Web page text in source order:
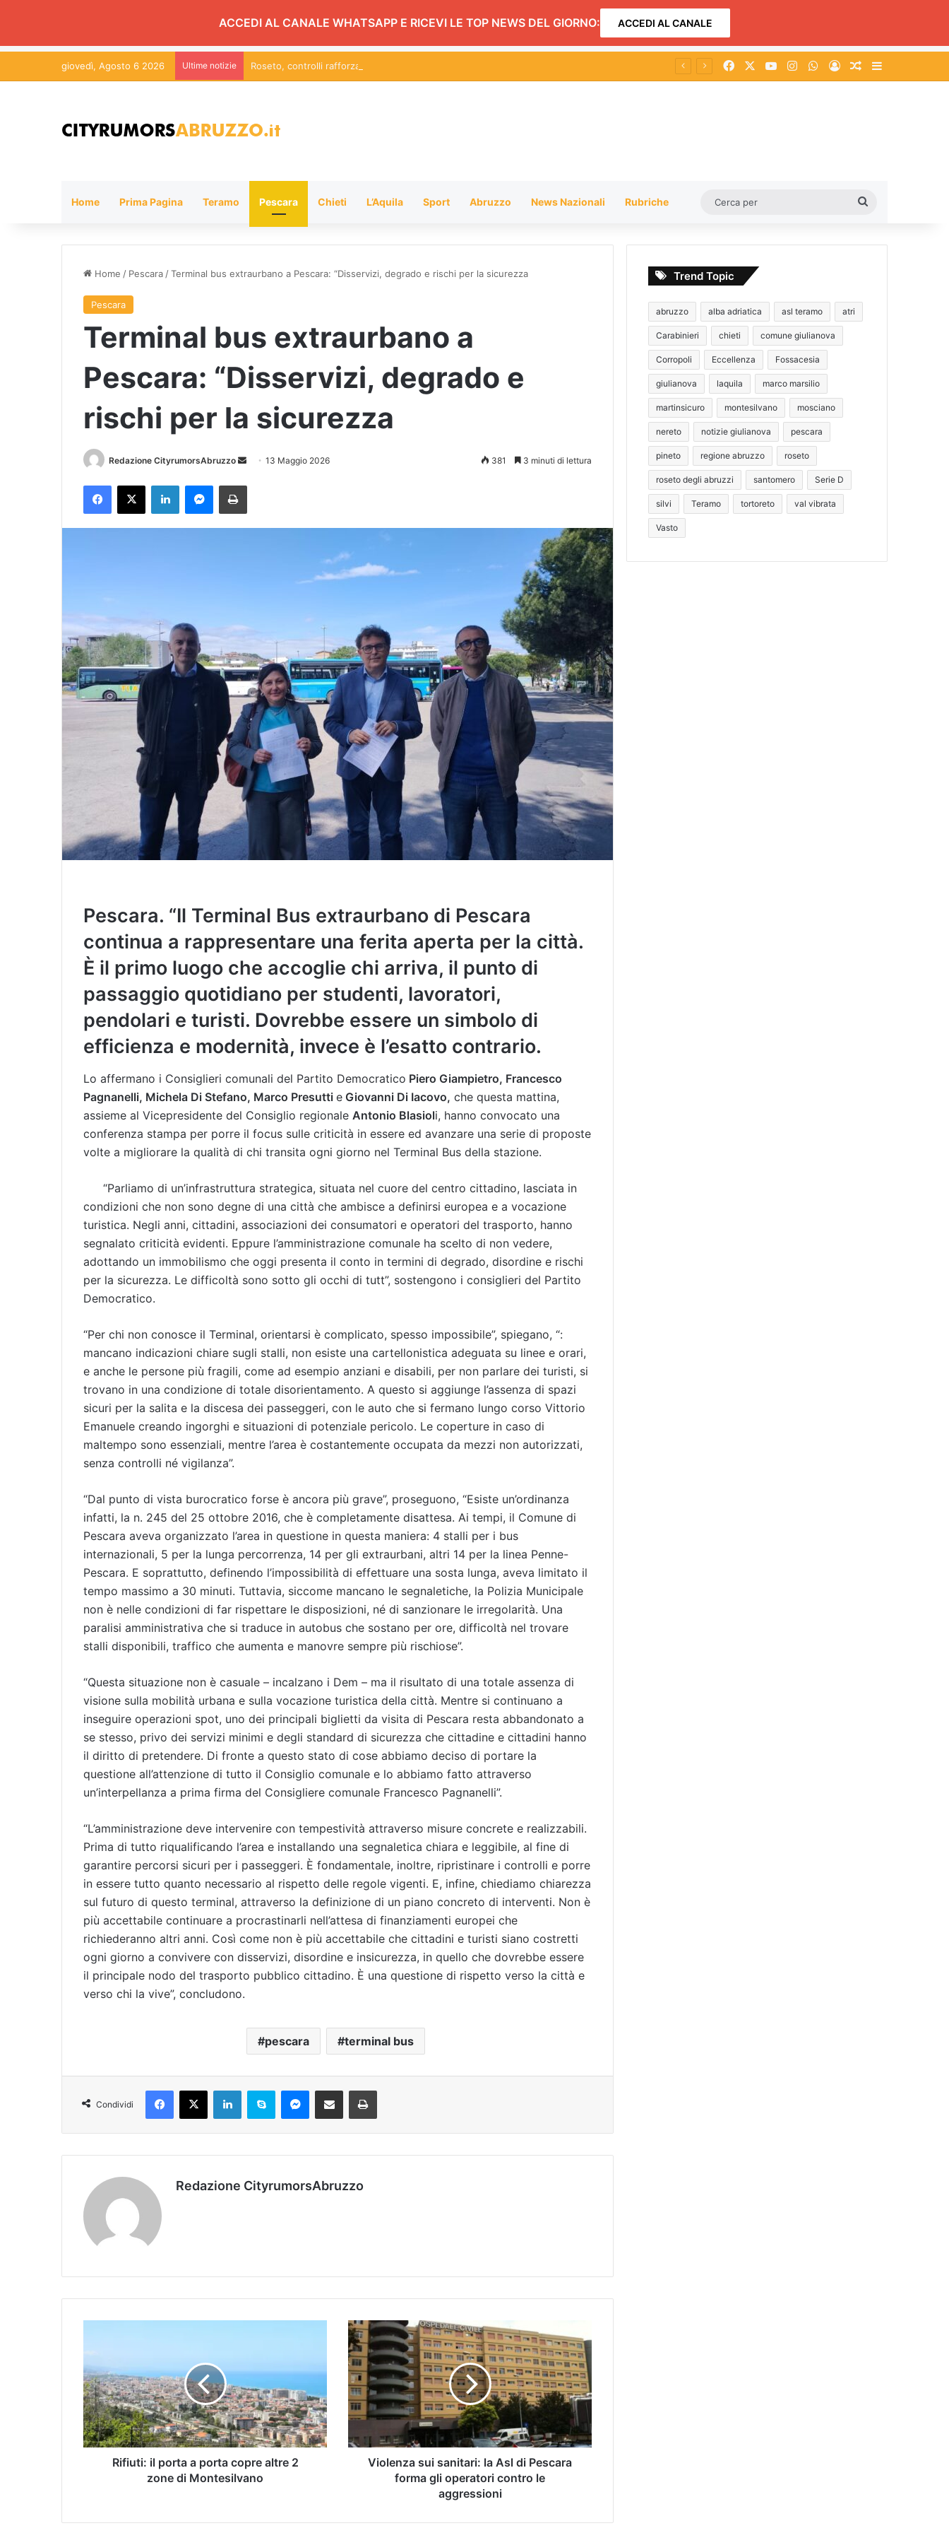
ACCEDI AL CANALE WHATSAPP E RICEVI LE TOP NEWS DEL GIORNO: ACCEDI AL CANALE
giovedì, Agosto 6 2026 Ultime notizie Roseto, controlli rafforzati al Borsacchio Facebook You TubeInstagramWhatsApp
AccediUn articolo a
Home Prima Pagina Teramo Pescara Chieti L’Aquila Sport Abruzzo News Nazionali Rubriche
Home / Pescara /Terminal bus extraurbano a Pescara: “Disservizi, degrado e rischi per la sicurezza
Pescara
Terminal bus extraurbano a
Pescara: “Disservizi, degrado e
rischi per la sicurezza
Redazione CityrumorsAbruzzo
i
a
l
13 Maggio 2026 381 3 minuti di lettura
Pescara. “Il Terminal Bus extraurbano di Pescara
continua a rappresentare una ferita aperta per la città.
È il primo luogo che accoglie chi arriva, il punto di
passaggio quotidiano per studenti, lavoratori,
pendolari e turisti. Dovrebbe essere un simbolo di
efficienza e modernità, invece è l’esatto contrario.
Lo affermano i Consiglieri comunali del Partito Democratico Piero Giampietro, Francesco
Pagnanelli, Michela Di Stefano, Marco Presutti e Giovanni Di Iacovo, che questa mattina,
assieme al Vicepresidente del Consiglio regionale Antonio Blasioli, hanno convocato una
conferenza stampa per porre il focus sulle criticità in essere ed avanzare una serie di proposte
volte a migliorare la qualità di chi transita ogni giorno nel Terminal Bus della stazione.
“Parliamo di un’infrastruttura strategica, situata nel cuore del centro cittadino, lasciata in
condizioni che non sono degne di una città che ambisce a definirsi europea e a vocazione
turistica. Negli anni, cittadini, associazioni dei consumatori e operatori del trasporto, hanno
segnalato criticità evidenti. Eppure l’amministrazione comunale ha scelto di non vedere,
adottando un immobilismo che oggi presenta il conto in termini di degrado, disordine e rischi
per la sicurezza. Le difficoltà sono sotto gli occhi di tutt”, sostengono i consiglieri del Partito
Democratico.
“Per chi non conosce il Terminal, orientarsi è complicato, spesso impossibile”, spiegano, “:
mancano indicazioni chiare sugli stalli, non esiste una cartellonistica adeguata su linee e orari,
e anche le persone più fragili, come ad esempio anziani e disabili, per non parlare dei turisti, si
trovano in una condizione di totale disorientamento. A questo si aggiunge l’assenza di spazi
sicuri per la salita e la discesa dei passeggeri, con le auto che si fermano lungo corso Vittorio
Emanuele creando ingorghi e situazioni di potenziale pericolo. Le coperture in caso di
maltempo sono essenziali, mentre l’area è costantemente occupata da mezzi non autorizzati,
senza controlli né vigilanza”.
“Dal punto di vista burocratico forse è ancora più grave”, proseguono, “Esiste un’ordinanza
infatti, la n. 245 del 25 ottobre 2016, che è completamente disattesa. Ai tempi, il Comune di
Pescara aveva organizzato l’area in questione in questa maniera: 4 stalli per i bus
internazionali, 5 per la lunga percorrenza, 14 per gli extraurbani, altri 14 per la linea Penne-
Pescara. E soprattutto, definendo l’impossibilità di effettuare una sosta lunga, aveva limitato il
tempo massimo a 30 minuti. Tuttavia, siccome mancano le segnaletiche, la Polizia Municipale
non è nelle condizioni di far rispettare le disposizioni, né di sanzionare le irregolarità. Una
paralisi amministrativa che si traduce in autobus che sostano per ore, difficoltà nel trovare
stalli disponibili, traffico che aumenta e manovre sempre più rischiose”.
“Questa situazione non è casuale – incalzano i Dem – ma il risultato di una totale assenza di
visione sulla mobilità urbana e sulla vocazione turistica della città. Mentre si continuano a
inseguire operazioni spot, uno dei principali biglietti da visita di Pescara resta abbandonato a
se stesso, privo dei servizi minimi e degli standard di sicurezza che cittadine e cittadini hanno
il diritto di pretendere. Di fronte a questo stato di cose abbiamo deciso di portare la
questione all’attenzione di tutto il Consiglio comunale e lo abbiamo fatto attraverso
un’interpellanza a prima firma del Consigliere comunale Francesco Pagnanelli”.
“L’amministrazione deve intervenire con tempestività attraverso misure concrete e realizzabili.
Prima di tutto riqualificando l’area e installando una segnaletica chiara e leggibile, al fine di
garantire percorsi sicuri per i passeggeri. È fondamentale, inoltre, ripristinare i controlli e porre
in essere tutto quanto necessario al rispetto delle regole vigenti. E, infine, chiediamo chiarezza
sul futuro di questo terminal, attraverso la definizione di un piano concreto di interventi. Non è
più accettabile continuare a procrastinarli nell’attesa di finanziamenti europei che
richiederanno altri anni. Così come non è più accettabile che cittadini e turisti siano costretti
ogni giorno a convivere con disservizi, disordine e insicurezza, in quello che dovrebbe essere
il principale nodo del trasporto pubblico cittadino. È una questione di rispetto verso la città e
verso chi la vive”, concludono.
pescara terminal bus
Condividi
Redazione CityrumorsAbruzzo
Rifiuti: il porta a porta copre altre 2
zone di Montesilvano
Violenza sui sanitari: la Asl di Pescara
forma gli operatori contro le
aggressioni
Trend Topic
abruzzo alba adriatica asl teramo atri
Carabinieri chieti comune giulianova
Corropoli Eccellenza Fossacesia
giulianova laquila marco marsilio
martinsicuro montesilvano mosciano
nereto notizie giulianova pescara
pineto regione abruzzo roseto
roseto degli abruzzi santomero Serie D
silvi Teramo tortoreto val vibrata
Vasto